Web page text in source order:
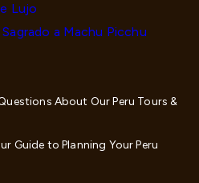
Lujo
a Machu Picchu
About Our Peru Tours &
Guide to Planning Your Peru